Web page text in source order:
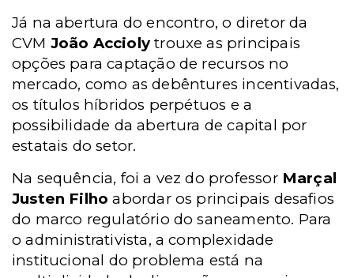
Já na abertura do encontro, o diretor da
CVM João Acciolytrouxe as principais
opções para captação de recursos no
mercado, como as debêntures incentivadas,
os títulos híbridos perpétuos e a
possibilidade da abertura de capital por
estatais do setor.
Na sequência, foi a vez do professorMarçal
Justen Filho abordar os principais desafios
do marco regulatório do saneamento. Para
o administrativista, a complexidade
institucional do problema está na